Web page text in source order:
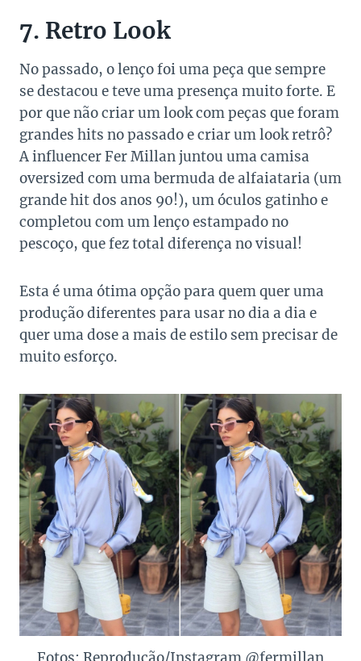
7. Retro Look
No passado, o lenço foi uma peça que sempre
se destacou e teve uma presença muito forte. E
por que não criar um look com peças que foram
grandes hits no passado e criar um look retrô?
A influencer Fer Millan juntou uma camisa
oversized com uma bermuda de alfaiataria (um
grande hit dos anos 90!), um óculos gatinho e
completou com um lenço estampado no
pescoço, que fez total diferença no visual!
Esta é uma ótima opção para quem quer uma
produção diferentes para usar no dia a dia e
quer uma dose a mais de estilo sem precisar de
muito esforço.